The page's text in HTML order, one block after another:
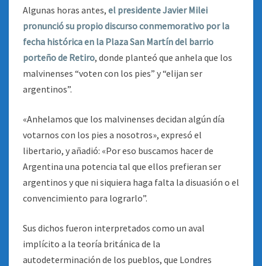
Algunas horas antes, el presidente Javier Milei
pronunció su propio discurso conmemorativo por la
fecha histórica en la Plaza San Martín del barrio
porteño de Retiro, donde planteó que anhela que los
malvinenses “voten con los pies” y “elijan ser
argentinos”.
«Anhelamos que los malvinenses decidan algún día
votarnos con los pies a nosotros», expresó el
libertario, y añadió: «Por eso buscamos hacer de
Argentina una potencia tal que ellos prefieran ser
argentinos y que ni siquiera haga falta la disuasión o el
convencimiento para lograrlo”.
Sus dichos fueron interpretados como un aval
implícito a la teoría británica de la
autodeterminación de los pueblos, que Londres